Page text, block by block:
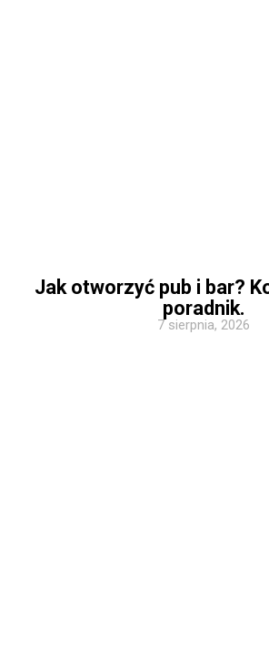
Jak otworzyć pub i bar?
poradnik.
7 sierpnia, 2026